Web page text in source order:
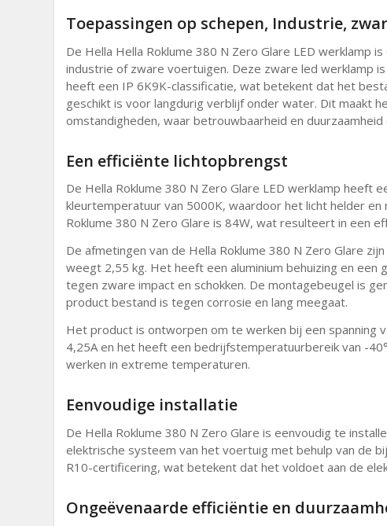
Toepassingen op schepen, Industrie,
De Hella Hella Roklume 380 N Zero Glare LED werklamp
industrie of zware voertuigen. Deze zware led werklamp
heeft een IP 6K9K-classificatie, wat betekent dat het
geschikt is voor langdurig verblijf onder water. Dit maakt
omstandigheden, waar betrouwbaarheid en duurzaamheid
Een efficiënte lichtopbrengst
De Hella Roklume 380 N Zero Glare LED werklamp heeft
kleurtemperatuur van 5000K, waardoor het licht helder
Roklume 380 N Zero Glare is 84W, wat resulteert in een
De afmetingen van de Hella Roklume 380 N Zero Glare
weegt 2,55 kg. Het heeft een aluminium behuizing en een
tegen zware impact en schokken. De montagebeugel is
product bestand is tegen corrosie en lang meegaat.
Het product is ontworpen om te werken bij een spanning
4,25A en het heeft een bedrijfstemperatuurbereik van -
werken in extreme temperaturen.
Eenvoudige installatie
De Hella Roklume 380 N Zero Glare is eenvoudig te
elektrische systeem van het voertuig met behulp van de
R10-certificering, wat betekent dat het voldoet aan de
Ongeëvenaarde efficiëntie en